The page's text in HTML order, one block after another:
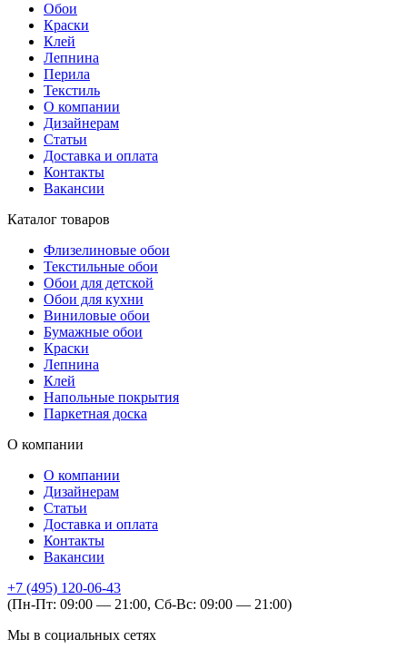
Обои
Краски
Клей
Лепнина
Перила
Текстиль
О компании
Дизайнерам
Статьи
Доставка и оплата
Контакты
Вакансии
Каталог товаров
Флизелиновые обои
Текстильные обои
Обои для детской
Обои для кухни
Виниловые обои
Бумажные обои
Краски
Лепнина
Клей
Напольные покрытия
Паркетная доска
О компании
О компании
Дизайнерам
Статьи
Доставка и оплата
Контакты
Вакансии
+7 (495) 120-06-43
(Пн-Пт: 09:00 — 21:00, Сб-Вс: 09:00 — 21:00)
Мы в социальных сетях